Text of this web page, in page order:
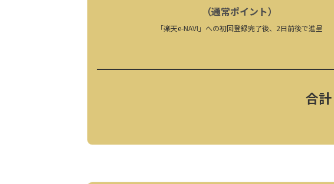
（通常ポイント）
「楽天e-NAVI」への初回登録完了後、2日前後で進呈
合計